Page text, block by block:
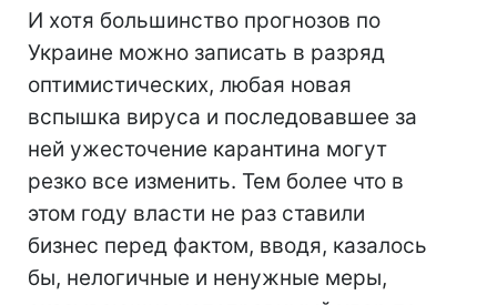
И хотя большинство прогнозов по
Украине можно записать в разряд
оптимистических, любая новая
вспышка вируса и последовавшее за
ней ужесточение карантина могут
резко все изменить. Тем более что в
этом году власти не раз ставили
бизнес перед фактом, вводя, казалось
бы, нелогичные и ненужные меры,